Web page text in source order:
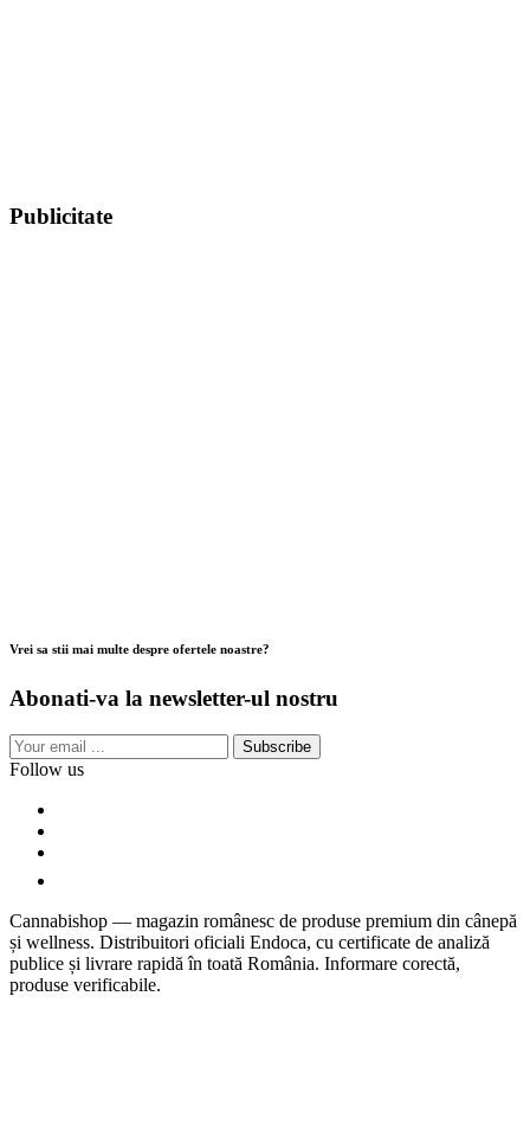
Publicitate
Vrei sa stii mai multe despre ofertele noastre?
Abonati-va la newsletter-ul nostru
Subscribe
Follow us
Cannabishop — magazin românesc de produse premium din cânepă
și wellness. Distribuitori oficiali Endoca, cu certificate de analiză
publice și livrare rapidă în toată România. Informare corectă,
produse verificabile.